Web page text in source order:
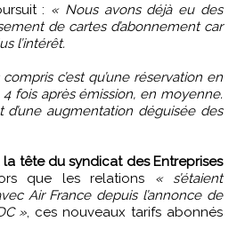
: « Nous avons déjà eu des
de cartes d’abonnement car
l’intérêt.
compris c’est qu’une réservation en
fois après émission, en moyenne.
d’une augmentation déguisée des
la tête du syndicat des Entreprises
que les relations « s’étaient
Air France depuis l’annonce de
» , ces nouveaux tarifs abonnés